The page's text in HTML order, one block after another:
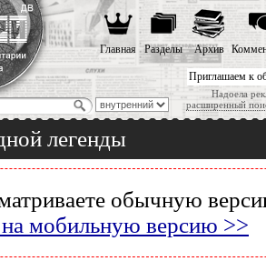
Приглашаем к
Надоела
расширенный
Главная Разделы Архив
легенды
обычную
мобильную версию >>